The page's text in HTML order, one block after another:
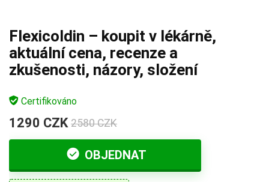
Flexicoldin – koupit v lékárně,
aktuální cena, recenze a
zkušenosti, názory, složení
Certifikováno
1290 CZK 2580 CZK
OBJEDNAT